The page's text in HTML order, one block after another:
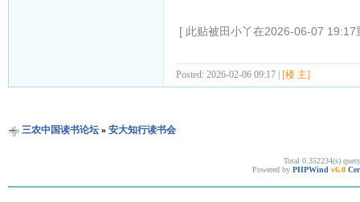
[ 此贴被田小丫在2026-06-07 19:17
Posted: 2026-02-06 09:17 | [楼 主]
三农中国读书论坛» 安大知行读书会
Total 0.352234(s)
Powered by PHPWind v6.0